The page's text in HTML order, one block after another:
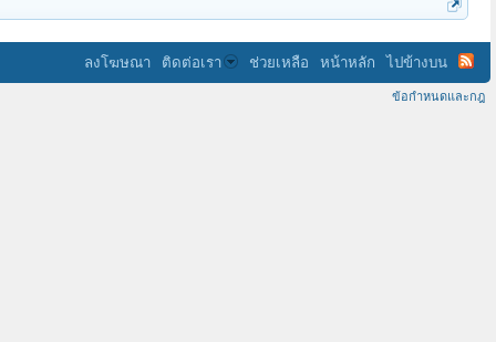
ลงโฆษณา ติดต่อเรา ช่วยเหลือ หน้าหลัก ไปข้างบน
ข้อกำหนดและกฎ